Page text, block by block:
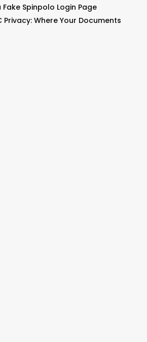
Spinpolo Login Page
Privacy: Where Your Documents